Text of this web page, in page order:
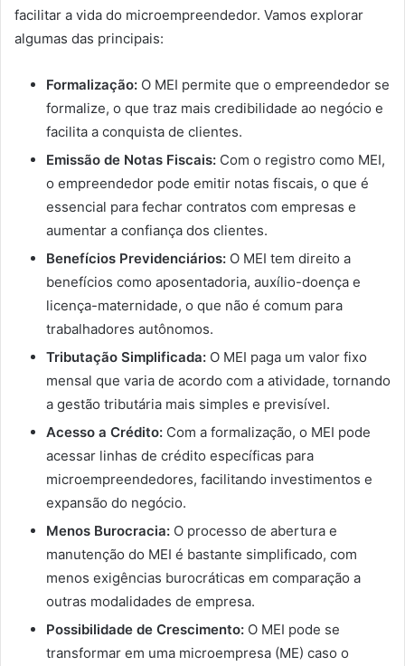
facilitar a vida do microempreendedor. Vamos explorar
algumas das principais:
Formalização: O MEI permite que o empreendedor se
formalize, o que traz mais credibilidade ao negócio e
facilita a conquista de clientes.
Emissão de Notas Fiscais: Com o registro como MEI,
o empreendedor pode emitir notas fiscais, o que é
essencial para fechar contratos com empresas e
aumentar a confiança dos clientes.
Benefícios Previdenciários: O MEI tem direito a
benefícios como aposentadoria, auxílio-doença e
licença-maternidade, o que não é comum para
trabalhadores autônomos.
Tributação Simplificada: O MEI paga um valor fixo
mensal que varia de acordo com a atividade, tornando
a gestão tributária mais simples e previsível.
Acesso a Crédito: Com a formalização, o MEI pode
acessar linhas de crédito específicas para
microempreendedores, facilitando investimentos e
expansão do negócio.
Menos Burocracia: O processo de abertura e
manutenção do MEI é bastante simplificado, com
menos exigências burocráticas em comparação a
outras modalidades de empresa.
Possibilidade de Crescimento: O MEI pode se
transformar em uma microempresa (ME) caso o